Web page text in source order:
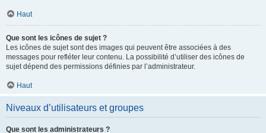
Haut
Que sont les icônes de sujet ?
Les icônes de sujet sont des images qui peuvent être associées à des
messages pour refléter leur contenu. La possibilité d’utiliser des icônes de
sujet dépend des permissions définies par l’administrateur.
Haut
Niveaux d’utilisateurs et groupes
Que sont les administrateurs ?